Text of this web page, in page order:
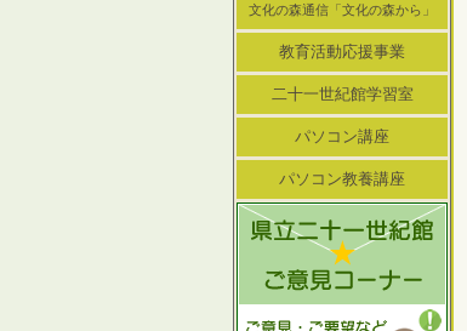
文化の森通信「文化の森から」
教育活動応援事業
二十一世紀館学習室
パソコン講座
パソコン教養講座